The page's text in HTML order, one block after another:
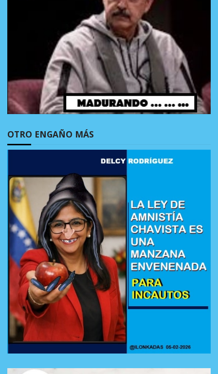
OTRO ENGAÑO MÁS